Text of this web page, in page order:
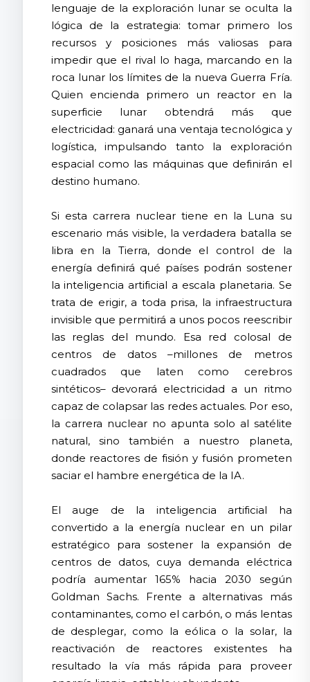
lenguaje de la exploración lunar se oculta la
lógica de la estrategia: tomar primero los
recursos y posiciones más valiosas para
impedir que el rival lo haga, marcando en la
roca lunar los límites de la nueva Guerra Fría.
Quien encienda primero un reactor en la
superficie lunar obtendrá más que
electricidad: ganará una ventaja tecnológica y
logística, impulsando tanto la exploración
espacial como las máquinas que definirán el
destino humano.
Si esta carrera nuclear tiene en la Luna su
escenario más visible, la verdadera batalla se
libra en la Tierra, donde el control de la
energía definirá qué países podrán sostener
la inteligencia artificial a escala planetaria. Se
trata de erigir, a toda prisa, la infraestructura
invisible que permitirá a unos pocos reescribir
las reglas del mundo. Esa red colosal de
centros de datos –millones de metros
cuadrados que laten como cerebros
sintéticos– devorará electricidad a un ritmo
capaz de colapsar las redes actuales. Por eso,
la carrera nuclear no apunta solo al satélite
natural, sino también a nuestro planeta,
donde reactores de fisión y fusión prometen
saciar el hambre energética de la IA.
El auge de la inteligencia artificial ha
convertido a la energía nuclear en un pilar
estratégico para sostener la expansión de
centros de datos, cuya demanda eléctrica
podría aumentar 165% hacia 2030 según
Goldman Sachs. Frente a alternativas más
contaminantes, como el carbón, o más lentas
de desplegar, como la eólica o la solar, la
reactivación de reactores existentes ha
resultado la vía más rápida para proveer